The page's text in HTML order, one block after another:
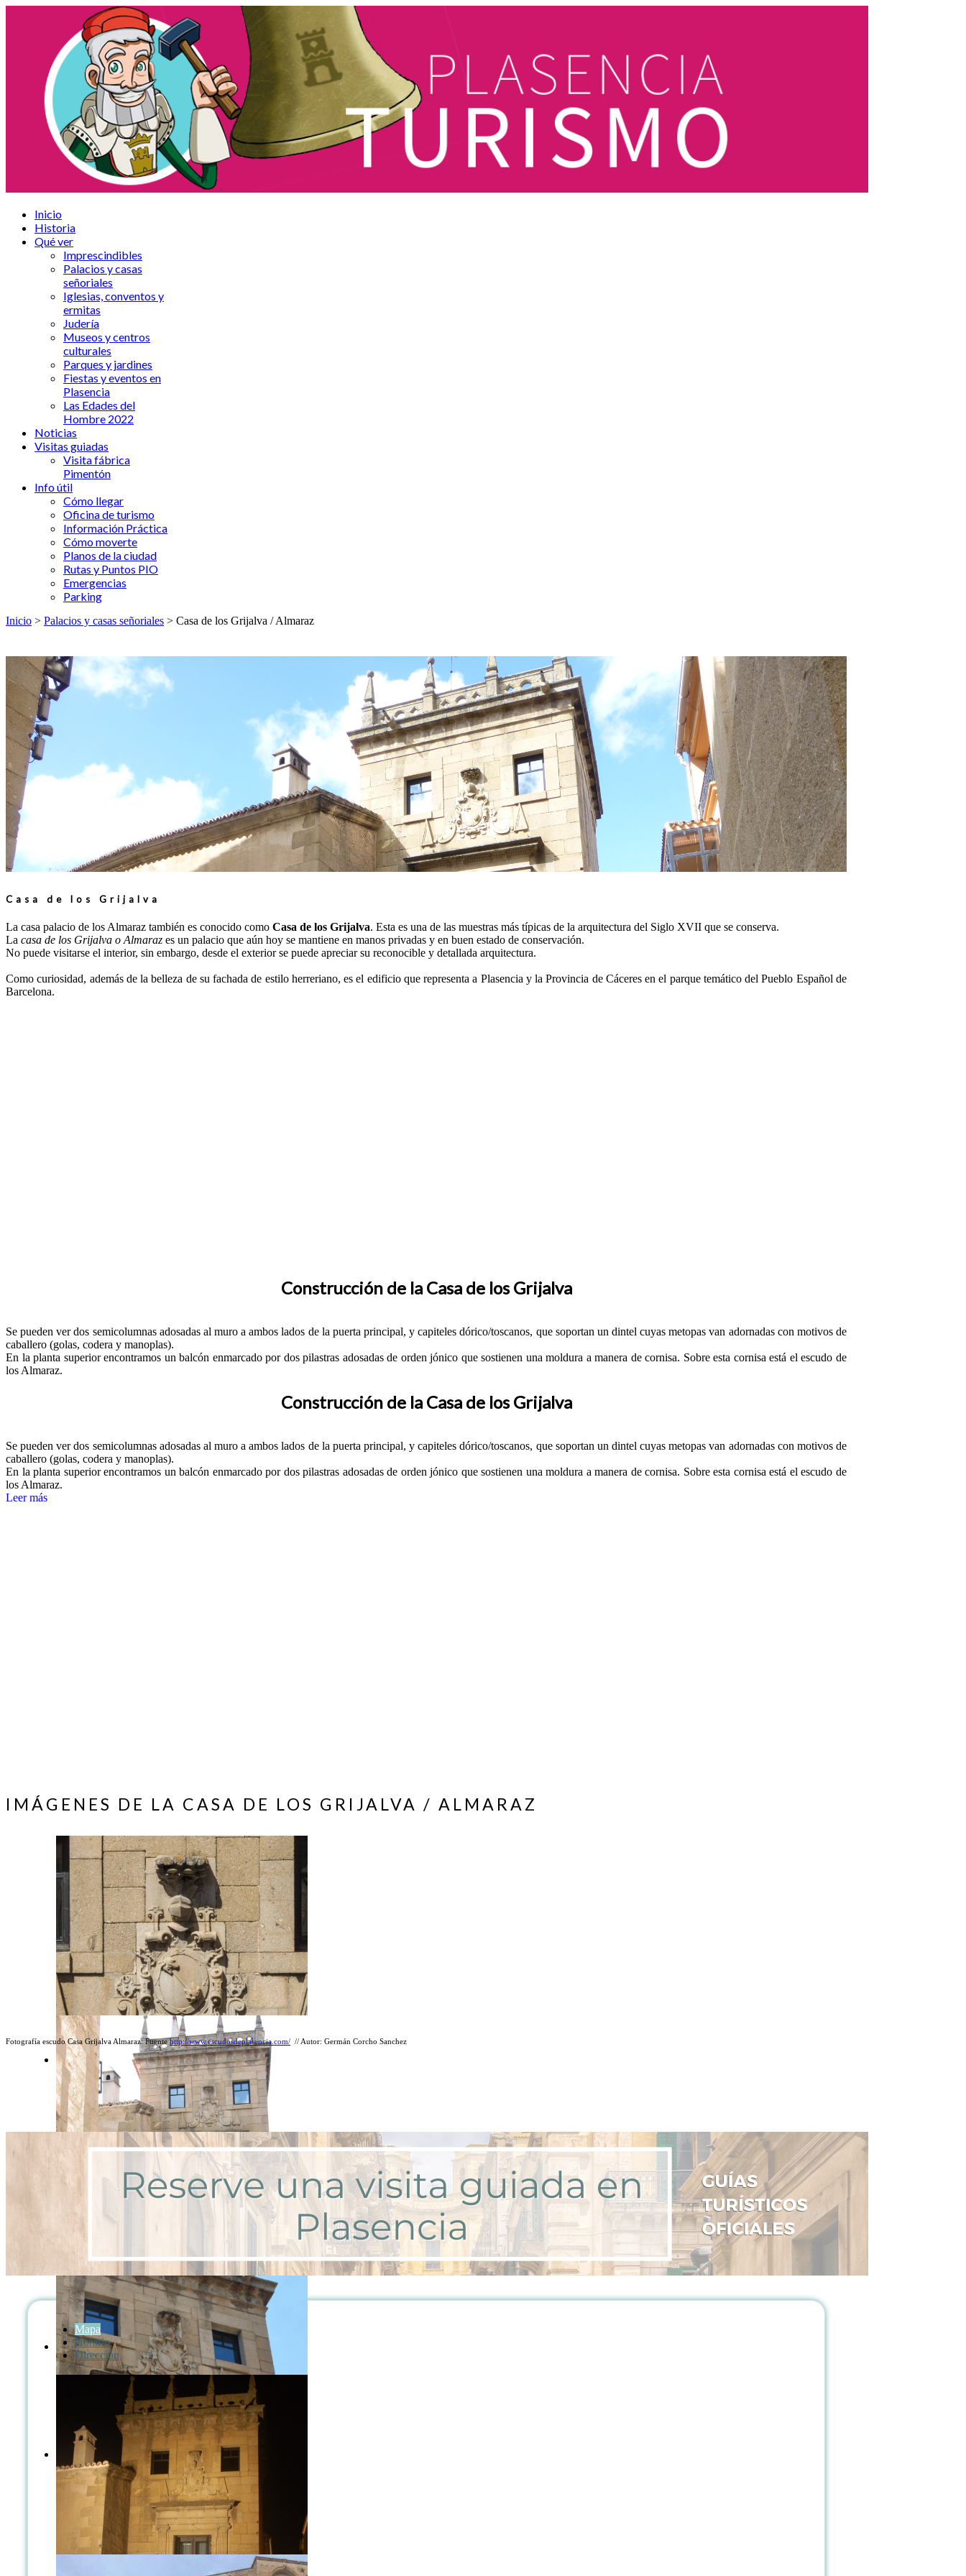
Inicio
Historia
Qué ver
Imprescindibles
Palacios y casas
señoriales
Iglesias, conventos y
ermitas
Judería
Museos y centros
culturales
Parques y jardines
Fiestas y eventos en
Plasencia
Las Edades del
Hombre 2022
Noticias
Visitas guiadas
Visita fábrica
Pimentón
Info útil
Cómo llegar
Oficina de turismo
Información Práctica
Cómo moverte
Planos de la ciudad
Rutas y Puntos PIO
Emergencias
Parking
Inicio > Palacios y casas señoriales > Casa de los Grijalva / Almaraz
Casa de los Grijalva
La casa palacio de los Almaraz también es conocido como Casa de los Grijalva. Esta es una de las muestras más típicas de la arquitectura del Siglo XVII que se conserva.
La casa de los Grijalva o Almaraz es un palacio que aún hoy se mantiene en manos privadas y en buen estado de conservación.
No puede visitarse el interior, sin embargo, desde el exterior se puede apreciar su reconocible y detallada arquitectura.
Como curiosidad, además de la belleza de su fachada de estilo herreriano, es el edificio que representa a Plasencia y la Provincia de Cáceres en el parque temático del Pueblo Español de
Barcelona.
Construcción de la Casa de los Grijalva
Se pueden ver dos semicolumnas adosadas al muro a ambos lados de la puerta principal, y capiteles dórico/toscanos, que soportan un dintel cuyas metopas van adornadas con motivos de
caballero (golas, codera y manoplas).
En la planta superior encontramos un balcón enmarcado por dos pilastras adosadas de orden jónico que sostienen una moldura a manera de cornisa. Sobre esta cornisa está el escudo de
los Almaraz.
Construcción de la Casa de los Grijalva
Se pueden ver dos semicolumnas adosadas al muro a ambos lados de la puerta principal, y capiteles dórico/toscanos, que soportan un dintel cuyas metopas van adornadas con motivos de
caballero (golas, codera y manoplas).
En la planta superior encontramos un balcón enmarcado por dos pilastras adosadas de orden jónico que sostienen una moldura a manera de cornisa. Sobre esta cornisa está el escudo de
los Almaraz.
Leer más
IMÁGENES DE LA CASA DE LOS GRIJALVA / ALMARAZ
Fotografía escudo Casa Grijalva Almaraz: Fuentehttp://www.escudosdeplasencia.com/ // Autor: Germán Corcho Sanchez
Mapa
Horario
Dirección